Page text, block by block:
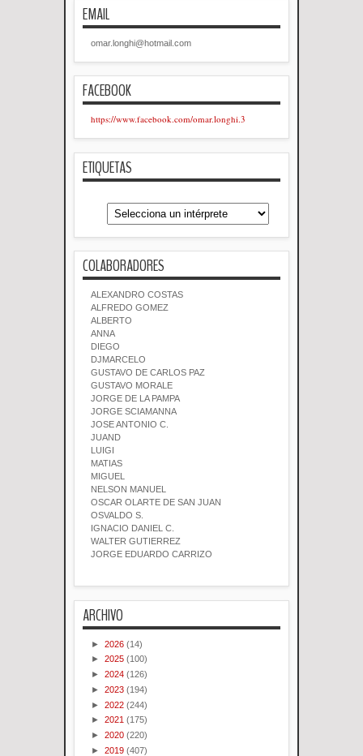
EMAIL
omar.longhi@hotmail.com
FACEBOOK
https://www.facebook.com/omar.longhi.3
ETIQUETAS
COLABORADORES
ALEXANDRO COSTAS
ALFREDO GOMEZ
ALBERTO
ANNA
DIEGO
DJMARCELO
GUSTAVO DE CARLOS PAZ
GUSTAVO MORALE
JORGE DE LA PAMPA
JORGE SCIAMANNA
JOSE ANTONIO C.
JUAND
LUIGI
MATIAS
MIGUEL
NELSON MANUEL
OSCAR OLARTE DE SAN JUAN
OSVALDO S.
IGNACIO DANIEL C.
WALTER GUTIERREZ
JORGE EDUARDO CARRIZO
ARCHIVO
► 2026 (14)
► 2025 (100)
► 2024 (126)
► 2023 (194)
► 2022 (244)
► 2021 (175)
► 2020 (220)
► 2019 (407)